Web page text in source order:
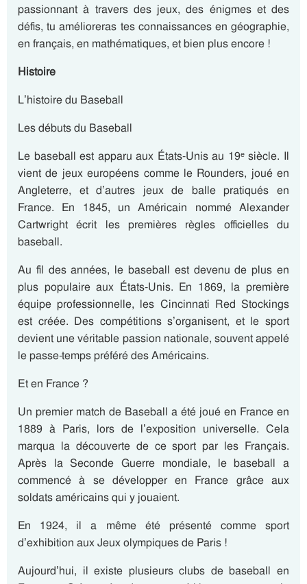
passionnant à travers des jeux, des énigmes et des
défis, tu amélioreras tes connaissances en géographie,
en français, en mathématiques, et bien plus encore !
Histoire
L’histoire du Baseball
Les débuts du Baseball
Le baseball est apparu aux États-Unis au 19ᵉ siècle. Il
vient de jeux européens comme le Rounders, joué en
Angleterre, et d’autres jeux de balle pratiqués en
France. En 1845, un Américain nommé Alexander
Cartwright écrit les premières règles officielles du
baseball.
Au fil des années, le baseball est devenu de plus en
plus populaire aux États-Unis. En 1869, la première
équipe professionnelle, les Cincinnati Red Stockings
est créée. Des compétitions s’organisent, et le sport
devient une véritable passion nationale, souvent appelé
le passe-temps préféré des Américains.
Et en France ?
Un premier match de Baseball a été joué en France en
1889 à Paris, lors de l’exposition universelle. Cela
marqua la découverte de ce sport par les Français.
Après la Seconde Guerre mondiale, le baseball a
commencé à se développer en France grâce aux
soldats américains qui y jouaient.
En 1924, il a même été présenté comme sport
d’exhibition aux Jeux olympiques de Paris !
Aujourd’hui, il existe plusieurs clubs de baseball en